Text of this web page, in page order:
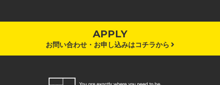
APPLY
お問い合わせ・お申し込みはコチラから